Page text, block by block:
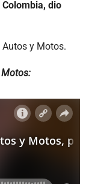
dio
y Motos.